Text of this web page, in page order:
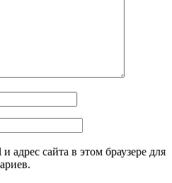
адрес сайта в этом браузере для